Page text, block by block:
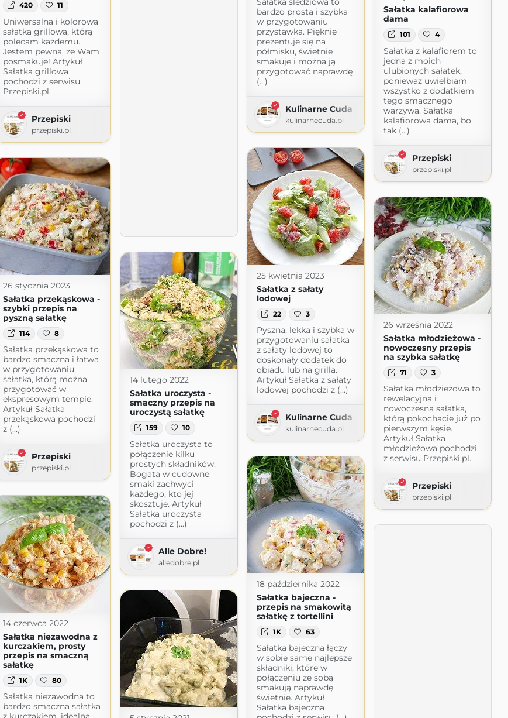
bardzo prosta i szybka
w przygotowaniu
przystawka. Pięknie
prezentuje się na
półmisku, świetnie
smakuje i można ją
przygotować naprawdę
(...)
Kulinarne Cuda
kulinarnecuda.pl
420 11
Uniwersalna i kolorowa
sałatka grillowa, którą
polecam każdemu.
Jestem pewna, że Wam
posmakuje! Artykuł
Sałatka grillowa
pochodzi z serwisu
Przepiski.pl.
Przepiski
przepiski.pl
Sałatka kalafiorowa
dama
101 4
Sałatka z kalafiorem to
jedna z moich
ulubionych sałatek,
ponieważ uwielbiam
wszystko z dodatkiem
tego smacznego
warzywa. Sałatka
kalafiorowa dama, bo
tak (...)
Przepiski
przepiski.pl
25 kwietnia 2023
Sałatka z sałaty
lodowej
22 3
Pyszna, lekka i szybka w
przygotowaniu sałatka
z sałaty lodowej to
doskonały dodatek do
obiadu lub na grilla.
Artykuł Sałatka z sałaty
lodowej pochodzi z (...)
Kulinarne Cuda
kulinarnecuda.pl
26 stycznia 2023
Sałatka przekąskowa -
szybki przepis na
pyszną sałatkę
114 8
Sałatka przekąskowa to
bardzo smaczna i łatwa
w przygotowaniu
sałatka, którą można
przygotować w
ekspresowym tempie.
Artykuł Sałatka
przekąskowa pochodzi
z (...)
Przepiski
przepiski.pl
26 września 2022
Sałatka młodzieżowa -
nowoczesny przepis
na szybka sałatkę
71 3
Sałatka młodzieżowa to
rewelacyjna i
nowoczesna sałatka,
którą pokochacie już po
pierwszym kęsie.
Artykuł Sałatka
młodzieżowa pochodzi
z serwisu Przepiski.pl.
Przepiski
przepiski.pl
14 lutego 2022
Sałatka uroczysta -
smaczny przepis na
uroczystą sałatkę
159 10
Sałatka uroczysta to
połączenie kilku
prostych składników.
Bogata w cudowne
smaki zachwyci
każdego, kto jej
skosztuje. Artykuł
Sałatka uroczysta
pochodzi z (...)
Alle Dobre!
alledobre.pl
18 października 2022
Sałatka bajeczna -
przepis na smakowitą
sałatkę z tortellini
1K 63
Sałatka bajeczna łączy
w sobie same najlepsze
składniki, które w
połączeniu ze sobą
smakują naprawdę
świetnie. Artykuł
Sałatka bajeczna
14 czerwca 2022
Sałatka niezawodna z
kurczakiem, prosty
przepis na smaczną
sałatkę
1K 80
Sałatka niezawodna to
bardzo smaczna sałatka